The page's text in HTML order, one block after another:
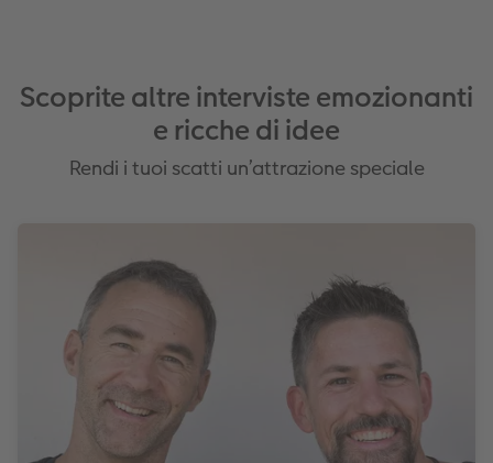
Scoprite altre interviste emozionanti
e ricche di idee
Rendi i tuoi scatti un’attrazione speciale